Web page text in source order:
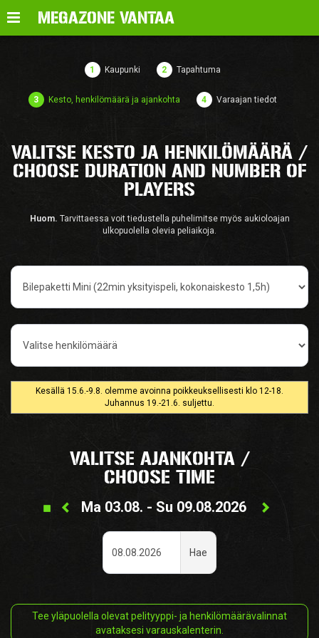
Valikko
MEGAZONE VANTAA
1 Kaupunki 2 Tapahtuma
3 Kesto, henkilömäärä ja ajankohta 4 Varaajan tiedot
VALITSE KESTO JA HENKILÖMÄÄRÄ /
CHOOSE DURATION AND NUMBER OF
PLAYERS
Huom. Tarvittaessa voit tiedustella puhelimitse myös aukioloajan
ulkopuolella olevia peliaikoja.
Kesällä 15.6.-9.8. olemme avoinna poikkeuksellisesti klo 12-18.
Juhannus 19.-21.6. suljettu.
VALITSE AJANKOHTA /
CHOOSE TIME
Ma 03.08. - Su 09.08.2026
Pvm
Hae
Tee yläpuolella olevat pelityyppi- ja henkilömäärävalinnat
avataksesi varauskalenterin.